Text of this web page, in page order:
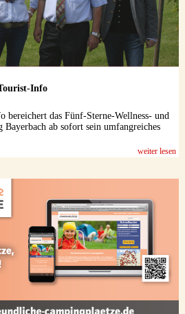
Info
bereichert das Fünf-Sterne-Wellness- und
ab sofort sein umfangreiches
weiter lesen